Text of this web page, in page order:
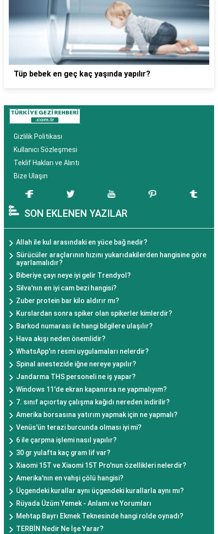
Tüp bebek en geç kaç yaşında yapılır?
Gizlilik Politikası
Kullanıcı Sözleşmesi
Teklif Hakları ve Alıntı
Bize Ulaşın
SON EKLENEN YAZILAR
Allah ile kul arasındaki en yüce bağ nedir?
Sürücüler araçlarının hızını yukarıdakilerden hangisine göre
ayarlamalıdır?
Biberiye çayı neye iyi gelir Trendyol?
Silva'nın en iyi cam bezi hangisi?
Zuber protein bar kilo aldırır mı?
Kurslardan sonra spiker olan spikerler kimlerdir?
Barkod numarası ile hangi bilgilere ulaşılır?
Hava akışı neden önemlidir?
WhatsApp'ın resmi uygulamaları nelerdir?
Spinal anestezide iğne nereye yapılır?
Jandarma THS personeli ne iş yapar?
Windows 11'de ekran kapanırsa ne yapmalıyım?
7. sınıf açıortay çalışma kağıdı nereden indirilir?
Amerika borsasına yatırım yapmak için ne yapmalı?
Venüs'ün terazi burcunda olması iyi mi?
6 ile çarpma işlemi nasıl yapılır?
30 gr yulafta kaç gram lif var?
Xiaomi 15T ve Xiaomi 15T Pro'nun özellikleri nelerdir?
Amerika'nın en vahşi çölü hangisi?
Üçgendeki kurallar aynı üçgendeki kurallarla aynı mı?
Rüyada Üzüm Yemek - Anlamı ve Yorumları
Mehtap Bayrı Ekmek Teknesinde hangi rolde oynadı?
TERBİN Nedir Ne İşe Yarar?